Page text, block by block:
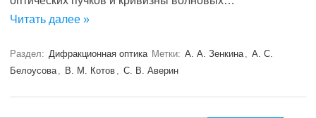
Читать далее »
Раздел: Дифракционная оптика Метки: А. А. Зенкина , А. С.
Белоусова , В. М. Котов , С. В. Аверин